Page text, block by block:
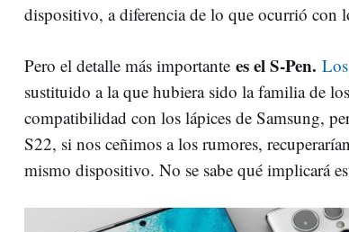
dispositivo, a diferencia de lo que ocurrió con
Pero el detalle más importante es el S-Pen.
sustituido a la que hubiera sido la familia de
compatibilidad con los lápices de Samsung,
S22, si nos ceñimos a los rumores,
mismo dispositivo. No se sabe qué implicará